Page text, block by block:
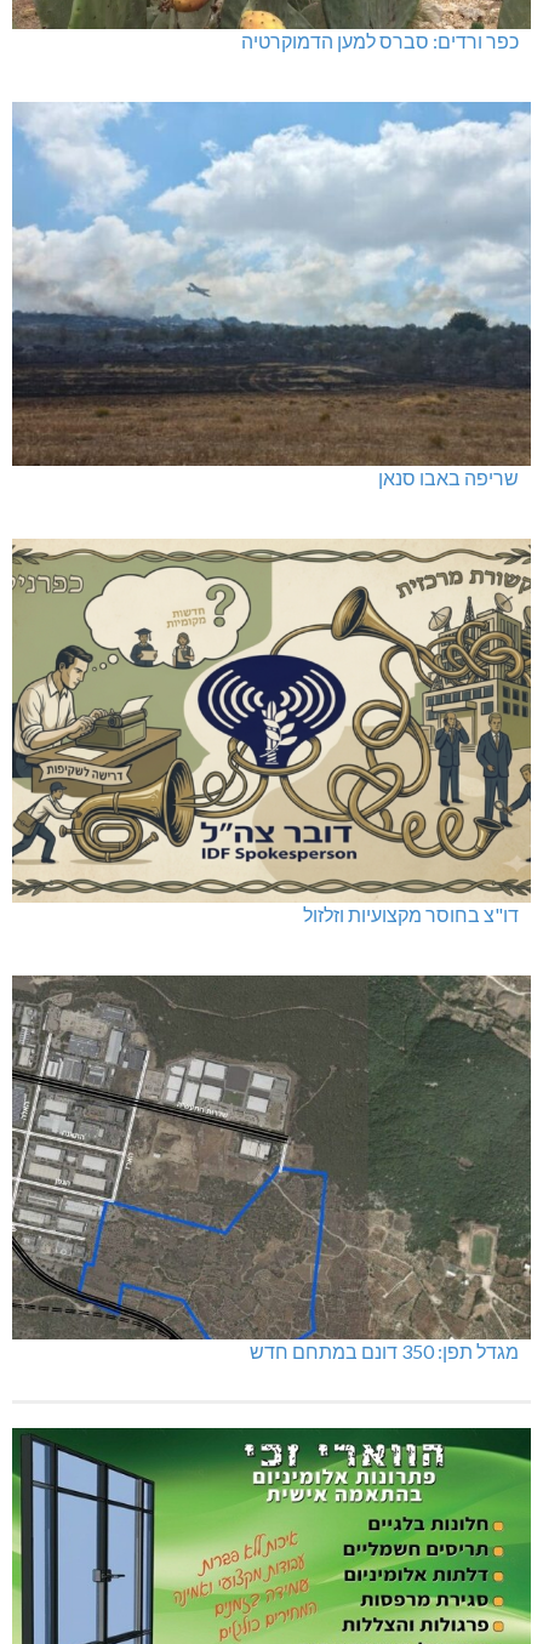
כפר ורדים: סברס למען הדמוקרטיה
שריפה באבו סנאן
דו"צ בחוסר מקצועיות וזלזול
מגדל תפן: 350 דונם במתחם חדש